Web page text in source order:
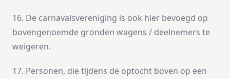
16. De carnavalsvereniging is ook hier bevoegd op
bovengenoemde gronden wagens / deelnemers te
weigeren.
17. Personen, die tijdens de optocht boven op een